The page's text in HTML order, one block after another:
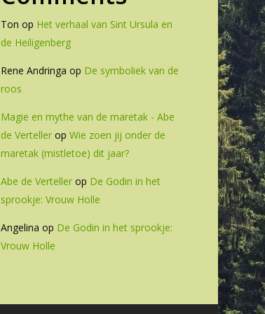
Ton op Het verhaal van Sint Ursula en
de Heiligenberg
Rene Andringa op De symboliek van de
roos
Magie en mythe van de maretak - Abe
de Vertellerop Wie zoen jij onder de
maretak (mistletoe) dit jaar?
Abe de Vertellerop De Godin in het
sprookje: Vrouw Holle
Angelina op De Godin in het sprookje:
Vrouw Holle